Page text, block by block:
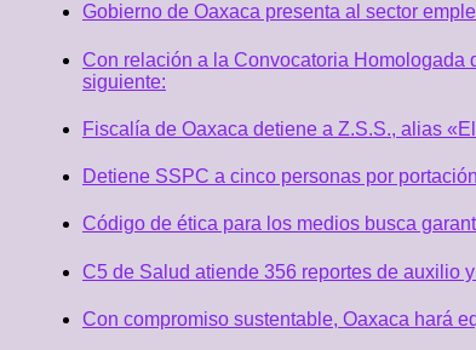
Gobierno de Oaxaca presenta al sector
Con relación a la Convocatoria Homologada
siguiente:
Fiscalía de Oaxaca detiene a Z.S.S., alias
Detiene SSPC a cinco personas por
Código de ética para los medios busca
C5 de Salud atiende 356 reportes de auxilio
Con compromiso sustentable, Oaxaca hará